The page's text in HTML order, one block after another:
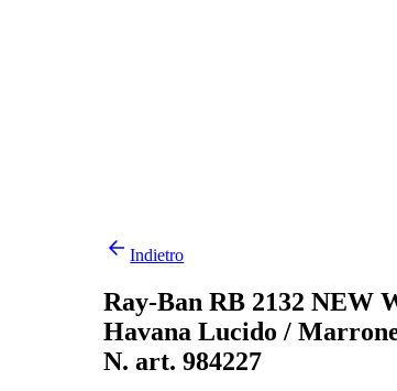
Indietro
Ray-Ban RB 2132 NEW
Havana Lucido /
N. art. 984227